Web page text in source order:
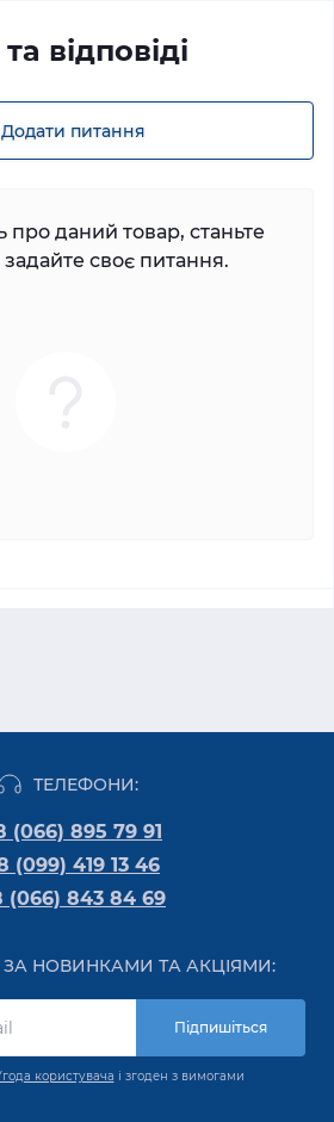
відповіді
Додати питання
про даний товар, станьте
своє питання.
ТЕЛЕФОНИ:
(066) 895 79 91
(099) 419 13 46
(066) 843 84 69
ЗА НОВИНКАМИ ТА АКЦІЯМИ:
Підпишіться
користувача і згоден з вимогами